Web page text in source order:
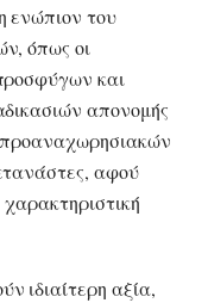
ενώπιον του
όπως οι
και
απονομής
αφού
ιδιαίτερη αξία,